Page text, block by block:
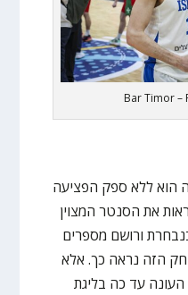
Bar Timor –
הוא ללא ספק הפציעה
את הסנטר המצוין
ורושם מספרים
הזה נראה כך. אלא
עד כה בליגת